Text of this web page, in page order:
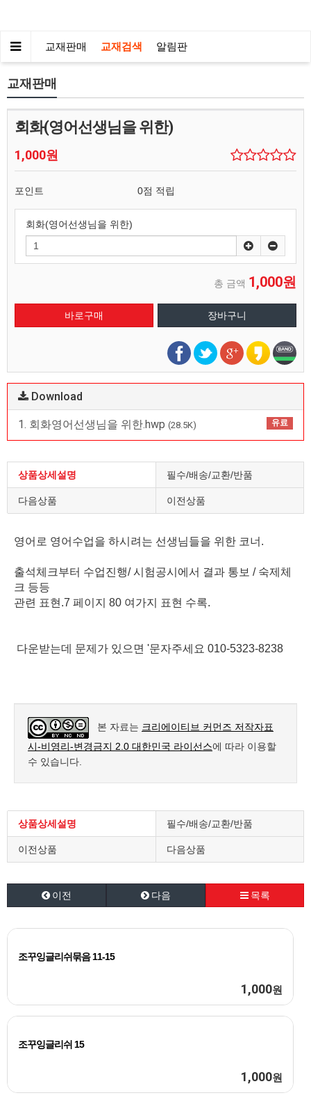
교재판매 교재검색 알림판
교재판매
회화(영어선생님을 위한)
1,000원
포인트 0점 적립
회화(영어선생님을 위한)
총 금액 1,000원
Download
1. 회화영어선생님을 위한.hwp (28.5K) 유료
상품상세설명 필수/배송/교환/반품
다음상품 이전상품
영어로 영어수업을 하시려는 선생님들을 위한 코너.
출석체크부터 수업진행/ 시험공시에서 결과 통보 / 숙제체
크 등등
관련 표현.7 페이지 80 여가지 표현 수록.
다운받는데 문제가 있으면 '문자주세요 010-5323-8238
본 자료는 크리에이티브 커먼즈 저작자표
시-비영리-변경금지 2.0 대한민국 라이선스에 따라 이용할
수 있습니다.
상품상세설명 필수/배송/교환/반품
이전상품 다음상품
이전 다음 목록
조꾸잉글리쉬묶음 11-15
1,000원
조꾸잉글리쉬 15
1,000원